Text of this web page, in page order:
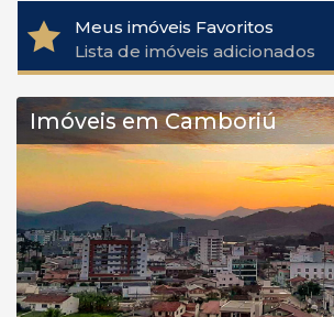
Meus imóveis Favoritos
Lista de imóveis adicionados
Imóveis em Camboriú